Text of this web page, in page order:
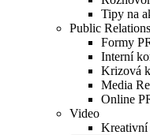
Tipy na
Public Relations
Formy
Interní
Krizová
Media
Online
Video
Kreativní